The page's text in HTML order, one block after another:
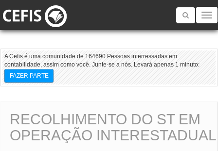
Toggle
A Cefis é uma comunidade de 164690 Pessoas interressadas em
contabilidade, assim como você. Junte-se a nós. Levará apenas 1 minuto:
FAZER PARTE
RECOLHIMENTO DO ST EM
OPERAÇÃO INTERESTADUAL